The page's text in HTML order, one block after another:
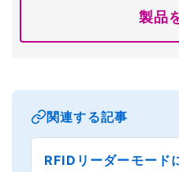
製品
関連する記事
RFIDリーダーモード